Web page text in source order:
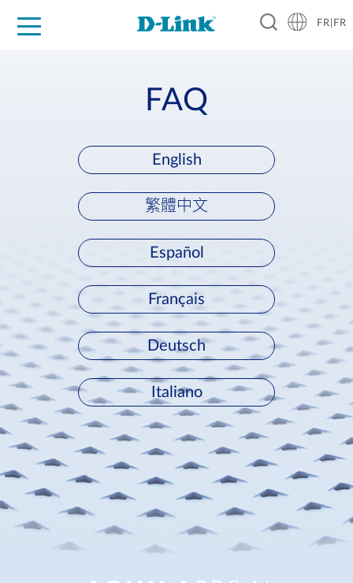
FR|FR
FAQ
English
繁體中文
Español
Français
Deutsch
Italiano